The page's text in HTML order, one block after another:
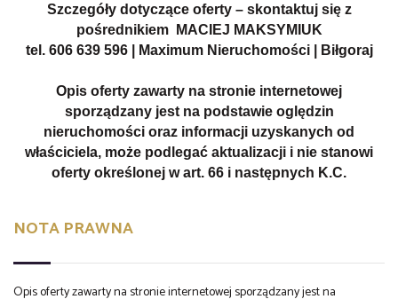
Szczegóły dotyczące oferty – skontaktuj się z
pośrednikiem MACIEJ MAKSYMIUK
tel. 606 639 596 | Maximum Nieruchomości | Biłgoraj
Opis oferty zawarty na stronie internetowej
sporządzany jest na podstawie oględzin
nieruchomości oraz informacji uzyskanych od
właściciela, może podlegać aktualizacji i nie stanowi
oferty określonej w art. 66 i następnych K.C.
NOTA PRAWNA
Opis oferty zawarty na stronie internetowej sporządzany jest na